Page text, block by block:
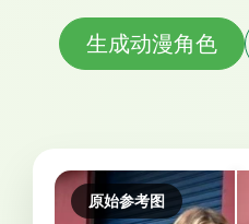
生成动漫角色
原始参考图